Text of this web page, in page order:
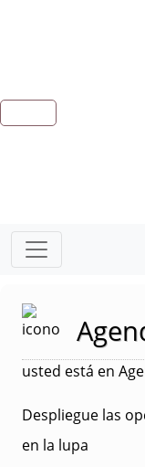
usted está en
Despliegue las
en la lupa